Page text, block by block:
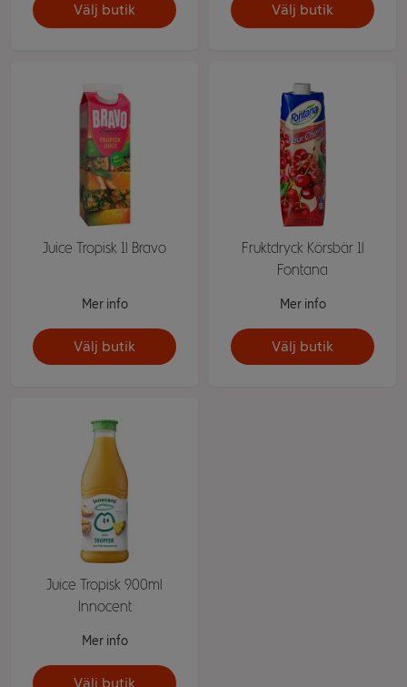
Välj butik Välj butik
Juice Tropisk 1l Bravo
Mer info
Välj butik
Fruktdryck Körsbär 1l
Fontana
Mer info
Välj butik
Juice Tropisk 900ml
Innocent
Mer info
Välj butik